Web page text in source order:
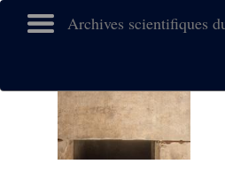
Archives scientifiques